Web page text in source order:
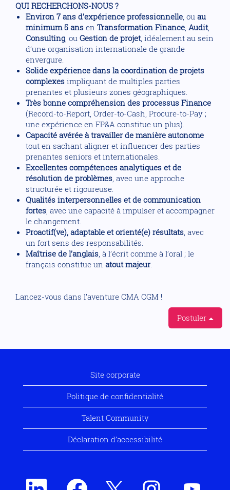
QUI RECHERCHONS-NOUS ?
Environ 7 ans d’expérience professionnelle, ou au
minimum 5 ans en Transformation Finance, Audit,
Consulting, ou Gestion de projet, idéalement au sein
d’une organisation internationale de grande
envergure.
Solide expérience dans la coordination de projets
complexes impliquant de multiples parties
prenantes et plusieurs zones géographiques.
Très bonne compréhension des processus Finance
(Record-to-Report, Order-to-Cash, Procure-to-Pay ;
une expérience en FP&A constitue un plus).
Capacité avérée à travailler de manière autonome
tout en sachant aligner et influencer des parties
prenantes seniors et internationales.
Excellentes compétences analytiques et de
résolution de problèmes, avec une approche
structurée et rigoureuse.
Qualités interpersonnelles et de communication
fortes, avec une capacité à impulser et accompagner
le changement.
Proactif(ve), adaptable et orienté(e) résultats, avec
un fort sens des responsabilités.
Maîtrise de l’anglais, à l’écrit comme à l’oral ; le
français constitue un atout majeur.
Lancez-vous dans l’aventure CMA CGM !
Postuler
Site corporate
Politique de confidentialité
Talent Community
Déclaration d’accessibilité
S S